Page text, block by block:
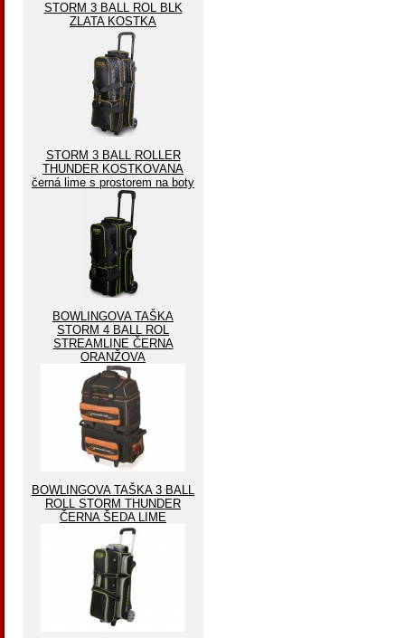
STORM 3 BALL ROL BLK
ZLATA KOSTKA
STORM 3 BALL ROLLER
THUNDER KOSTKOVANA
černá lime s prostorem na boty
BOWLINGOVA TAŠKA
STORM 4 BALL ROL
STREAMLINE ČERNA
ORANŽOVA
BOWLINGOVA TAŠKA 3 BALL
ROLL STORM THUNDER
ČERNA ŠEDA LIME